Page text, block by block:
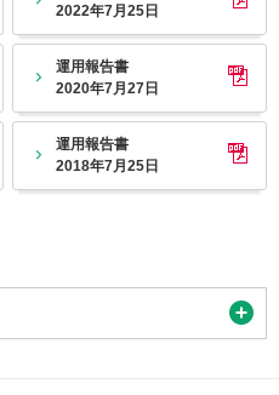
2022年7月25日
運用報告書
2020年7月27日
運用報告書
2018年7月25日